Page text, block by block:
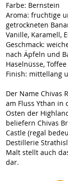
Farbe: Bernstein
Aroma: fruchtige
getrockneten
Vanille, Karamell,
Geschmack:
nach Äpfeln und
Haselnüsse,
Finish: mittellang
Der Name Chivas
am Fluss Ythan in
Osten der
beliefern Chivas
Castle (regal
Destillerie
Malt stellt auch
dar.